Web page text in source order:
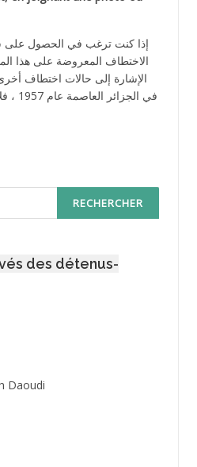
إذا كنت ترغب في الحصول على
الاختطاف المعروضة على هذا
الإشارة إلى حالات اختطاف
في
des détenus-
Daoudi